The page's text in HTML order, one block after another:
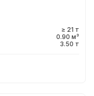
≥ 21 т
0.90 м³
3.50 т